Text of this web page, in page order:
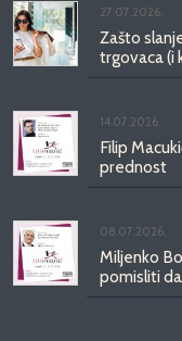
27.07.2026.
Zašto
trgovaca (i
14.07.2026.
Filip
prednost
08.07.2026.
Miljenko
pomisliti